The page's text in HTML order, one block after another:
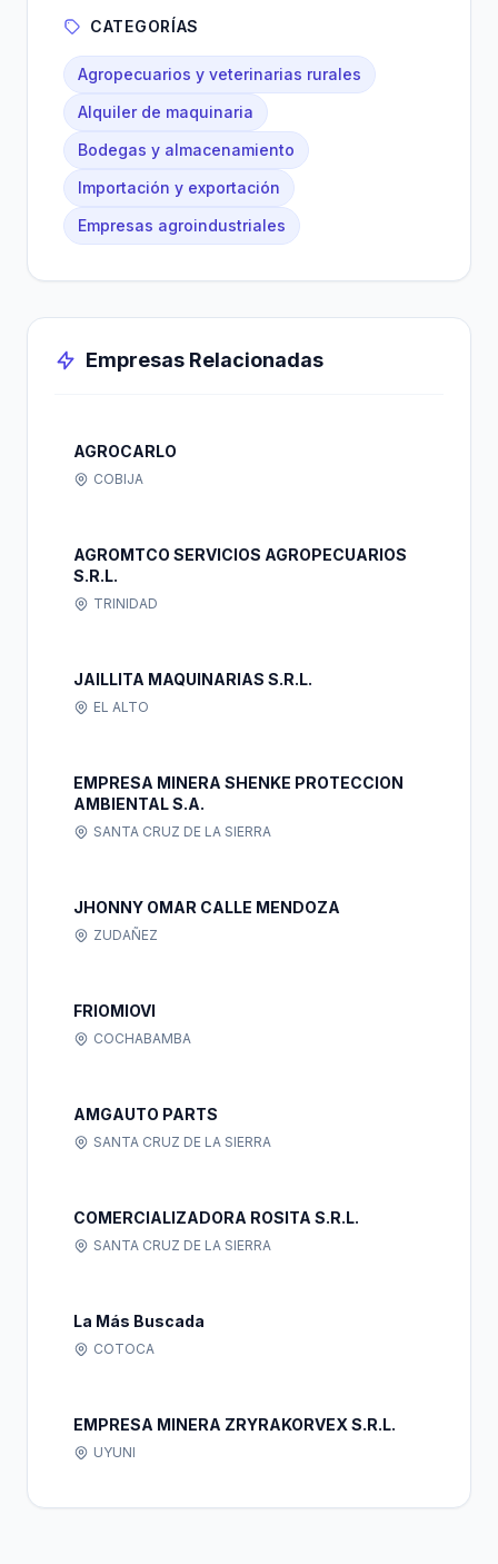
CATEGORÍAS
Agropecuarios y veterinarias rurales
Alquiler de maquinaria
Bodegas y almacenamiento
Importación y exportación
Empresas agroindustriales
Empresas Relacionadas
AGROCARLO
COBIJA
AGROMTCO SERVICIOS AGROPECUARIOS
S.R.L.
TRINIDAD
JAILLITA MAQUINARIAS S.R.L.
EL ALTO
EMPRESA MINERA SHENKE PROTECCION
AMBIENTAL S.A.
SANTA CRUZ DE LA SIERRA
JHONNY OMAR CALLE MENDOZA
ZUDAÑEZ
FRIOMIOVI
COCHABAMBA
AMGAUTO PARTS
SANTA CRUZ DE LA SIERRA
COMERCIALIZADORA ROSITA S.R.L.
SANTA CRUZ DE LA SIERRA
La Más Buscada
COTOCA
EMPRESA MINERA ZRYRAKORVEX S.R.L.
UYUNI